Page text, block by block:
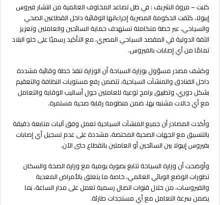
بالمطارات
والفنادق
وتأهب
سياحي
إيبولا
مغلقة
كتبت – مروة الشريف :في ظل تصاعد المخاوف العالمية من انتشار فيروس
إيبولا، كثفت الحكومة المصرية إجراءاتها الوقائية داخل القطاعين الصحي
والسياحي، عبر خطة متكاملة تستهدف حماية السائحين والعاملين وتعزيز
الثقة الدولية في المقصد السياحي المصري، مع التأكيد رسميًا على خلو البلاد
تمامًا من أي إصابات بالفيروس.
وكشف مصدر مسؤول بوزارة السياحة أن الوزارة تنفذ خطة وقائية مشددة
داخل الفنادق والمنشآت السياحية، تتضمن رفع مستويات النظافة والتعقيم
بشكل دوري، وتطبيق برامج توعية للعاملين حول أساليب الوقاية والتعامل
مع أي حالات مشتبه بها، ضمن منظومة رقابة صحية مستمرة.
وأكدت المصادر أن جميع المنشآت السياحية تعمل وفق آليات متابعة دقيقة
بالتنسيق مع الجهات الصحية المختصة، مشددة على عدم تسجيل أي إصابات
بفيروس إيبولا بين السائحين أو العاملين بالقطاع حتى الآن.
وأوضحت أن وزارة السياحة تتابع بصورة يومية مع وزارة الصحة والسكان
تطورات الوضع الوبائي العالمي، خاصة ما يتعلق بالأمراض المعدية
والفيروسات، من خلال قنوات اتصال رسمية تعمل على مدار الساعة، بما
يضمن سرعة التعامل مع أي مستجدات طارئة.